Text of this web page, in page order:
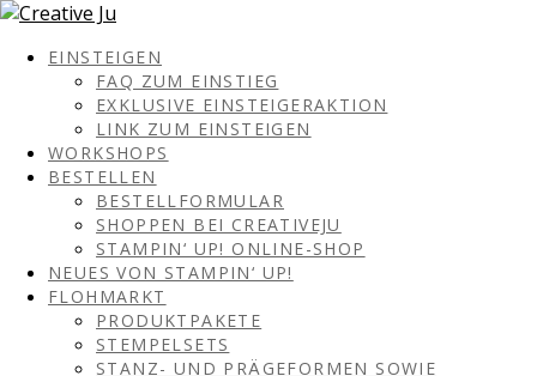
EINSTEIGEN
FAQ ZUM EINSTIEG
EXKLUSIVE EINSTEIGERAKTION
LINK ZUM EINSTEIGEN
WORKSHOPS
BESTELLEN
BESTELLFORMULAR
SHOPPEN BEI CREATIVEJU
STAMPIN‘ UP! ONLINE-SHOP
NEUES VON STAMPIN‘ UP!
FLOHMARKT
PRODUKTPAKETE
STEMPELSETS
STANZ- UND PRÄGEFORMEN SOWIE